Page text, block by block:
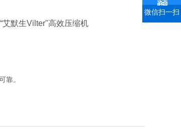
默生Vilter"高效压缩机
靠。
微信扫一扫